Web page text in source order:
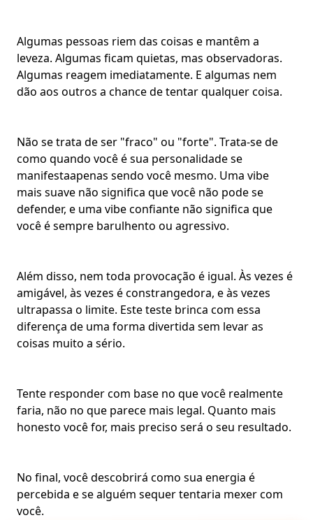
Algumas pessoas riem das coisas e mantêm a
leveza. Algumas ficam quietas, mas observadoras.
Algumas reagem imediatamente. E algumas nem
dão aos outros a chance de tentar qualquer coisa.
Não se trata de ser "fraco" ou "forte". Trata-se de
como quando você ésua personalidadese
manifestaapenas sendo você mesmo. Uma vibe
mais suave não significa que você não pode se
defender, e uma vibe confiante não significa que
você é sempre barulhento ou agressivo.
Além disso, nem toda provocação é igual. Às vezes é
amigável, às vezes é constrangedora, e às vezes
ultrapassa o limite. Este teste brinca com essa
diferença de uma forma divertida sem levar as
coisas muito a sério.
Tente responder com base no que você realmente
faria, não no que parece mais legal. Quanto mais
honesto você for, mais preciso será o seu resultado.
No final, você descobrirá como sua energia é
percebida e se alguém sequer tentaria mexer com
você.